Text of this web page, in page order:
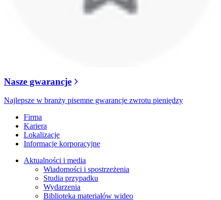
Nasze gwarancje
Najlepsze w branży pisemne gwarancje zwrotu pieniędzy
Firma
Kariera
Lokalizacje
Informacje korporacyjne
Aktualności i media
Wiadomości i spostrzeżenia
Studia przypadku
Wydarzenia
Biblioteka materiałów wideo